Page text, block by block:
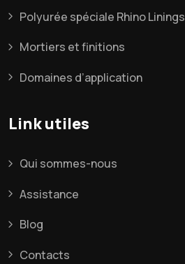
Polyurée spéciale Rhino Linings
Mortiers et finitions
Domaines d’application
Link utiles
Qui sommes-nous
Assistance
Blog
Contacts